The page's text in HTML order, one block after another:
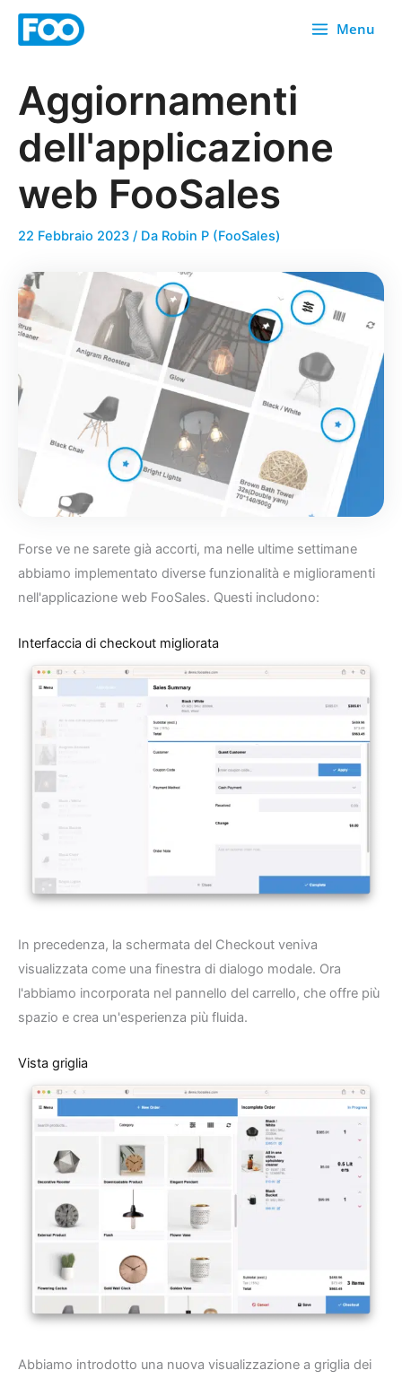
Menu
Aggiornamenti
dell'applicazione
web FooSales
22 Febbraio 2023 / Da Robin P (FooSales)
Forse ve ne sarete già accorti, ma nelle ultime settimane
abbiamo implementato diverse funzionalità e miglioramenti
nell'applicazione web FooSales. Questi includono:
Interfaccia di checkout migliorata
In precedenza, la schermata del Checkout veniva
visualizzata come una finestra di dialogo modale. Ora
l'abbiamo incorporata nel pannello del carrello, che offre più
spazio e crea un'esperienza più fluida.
Vista griglia
Abbiamo introdotto una nuova visualizzazione a griglia dei